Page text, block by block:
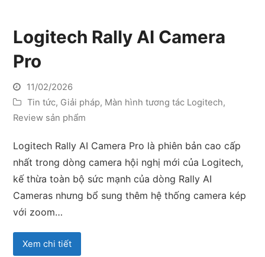
Logitech Rally AI Camera
Pro
11/02/2026
Tin tức, Giải pháp, Màn hình tương tác Logitech,
Review sản phẩm
Logitech Rally AI Camera Pro là phiên bản cao cấp
nhất trong dòng camera hội nghị mới của Logitech,
kế thừa toàn bộ sức mạnh của dòng Rally AI
Cameras nhưng bổ sung thêm hệ thống camera kép
với zoom…
Xem chi tiết